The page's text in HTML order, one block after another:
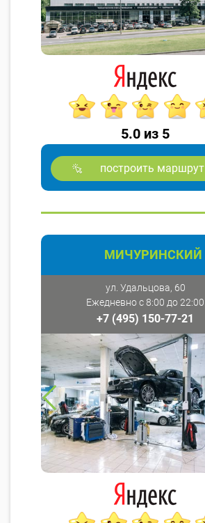
5.0 из 5
построить маршрут
МИЧУРИНСКИЙ
ул. Удальцова, 60
Ежедневно с 8:00 до 22:00
+7 (495) 150-77-21